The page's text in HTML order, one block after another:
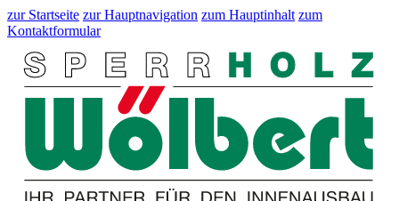
zur Startseite zur Hauptnavigation zum Hauptinhalt zum
Kontaktformular